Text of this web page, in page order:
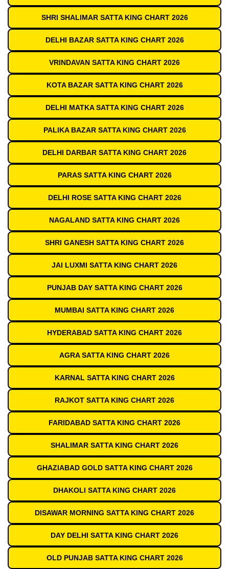
SHRI SHALIMAR SATTA KING CHART 2026
DELHI BAZAR SATTA KING CHART 2026
VRINDAVAN SATTA KING CHART 2026
KOTA BAZAR SATTA KING CHART 2026
DELHI MATKA SATTA KING CHART 2026
PALIKA BAZAR SATTA KING CHART 2026
DELHI DARBAR SATTA KING CHART 2026
PARAS SATTA KING CHART 2026
DELHI ROSE SATTA KING CHART 2026
NAGALAND SATTA KING CHART 2026
SHRI GANESH SATTA KING CHART 2026
JAI LUXMI SATTA KING CHART 2026
PUNJAB DAY SATTA KING CHART 2026
MUMBAI SATTA KING CHART 2026
HYDERABAD SATTA KING CHART 2026
AGRA SATTA KING CHART 2026
KARNAL SATTA KING CHART 2026
RAJKOT SATTA KING CHART 2026
FARIDABAD SATTA KING CHART 2026
SHALIMAR SATTA KING CHART 2026
GHAZIABAD GOLD SATTA KING CHART 2026
DHAKOLI SATTA KING CHART 2026
DISAWAR MORNING SATTA KING CHART 2026
DAY DELHI SATTA KING CHART 2026
OLD PUNJAB SATTA KING CHART 2026